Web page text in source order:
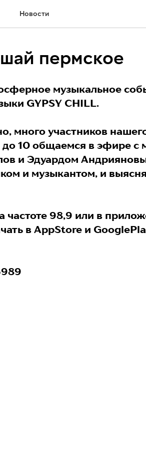
Новости
пермское
музыкальное
GYPSY CHILL.
много участников
10 общаемся в эфире с
и Эдуардом
и музыкантом, и
частоте 98,9 или в
в AppStore и